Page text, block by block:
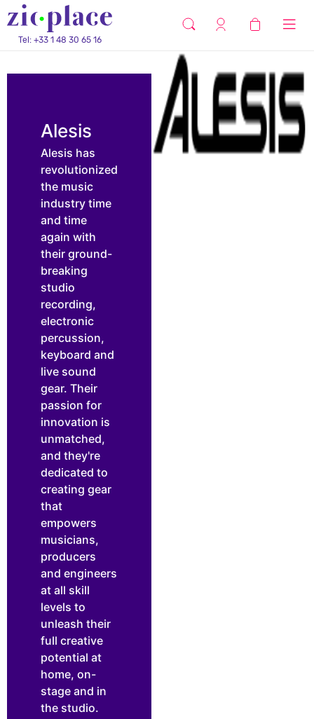
Tel: +33 1 48 30 65 16
Alesis
Alesis has
revolutionized
the music
industry time
and time
again with
their ground-
breaking
studio
recording,
electronic
percussion,
keyboard and
live sound
gear. Their
passion for
innovation is
unmatched,
and they're
dedicated to
creating gear
that
empowers
musicians,
producers
and engineers
at all skill
levels to
unleash their
full creative
potential at
home, on-
stage and in
the studio.